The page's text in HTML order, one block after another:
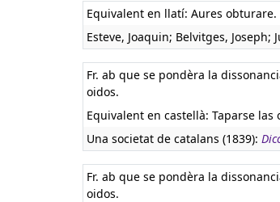
Equivalent en llatí: Aures obturare.
Esteve, Joaquin; Belvitges, Joseph;
Fr. ab que se pondèra la
oidos.
Equivalent en castellà: Taparse las
Una societat de catalans (1839):
Fr. ab que se pondèra la
oidos.